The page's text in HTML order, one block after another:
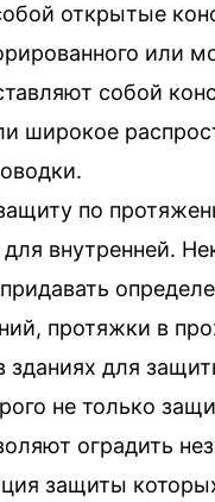
открытые
или
собой
широкое
по
внутренней.
придавать
протяжки в
зданиях для
не только
оградить
защиты